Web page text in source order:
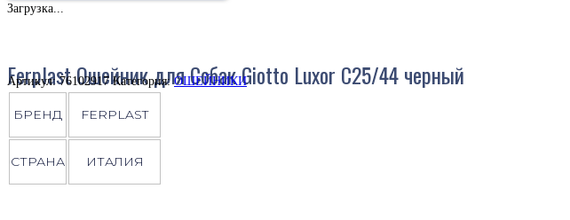
Загрузка...
Ferplast Ошейник для Собак Giotto Luxor C25/44 черный
Артикул:76102917 Категория: ОШЕЙНИКИ
БРЕНД FERPLAST
СТРАНА ИТАЛИЯ